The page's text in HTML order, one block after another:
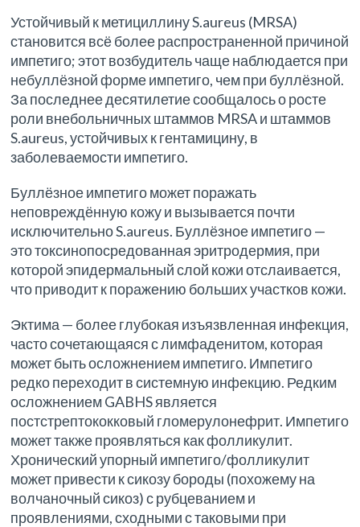
Устойчивый к метициллину S.aureus (MRSA)
становится всё более распространенной причиной
импетиго; этот возбудитель чаще наблюдается при
небуллёзной форме импетиго, чем при буллёзной.
За последнее десятилетие сообщалось о росте
роли внебольничных штаммов MRSA и штаммов
S.aureus, устойчивых к гентамицину, в
заболеваемости импетиго.
Буллёзное импетиго может поражать
неповреждённую кожу и вызывается почти
исключительно S.aureus. Буллёзное импетиго —
это токсинопосредованная эритродермия, при
которой эпидермальный слой кожи отслаивается,
что приводит к поражению больших участков кожи.
Эктима — более глубокая изъязвленная инфекция,
часто сочетающаяся с лимфаденитом, которая
может быть осложнением импетиго. Импетиго
редко переходит в системную инфекцию. Редким
осложнением GABHS является
постстрептококковый гломерулонефрит. Импетиго
может также проявляться как фолликулит.
Хронический упорный импетиго/фолликулит
может привести к сикозу бороды (похожему на
волчаночный сикоз) с рубцеванием и
проявлениями, сходными с таковыми при